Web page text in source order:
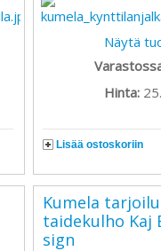
Näytä
Hinta:
Lisää ostoskoriin
Kumela
taidekulho Kaj
sign